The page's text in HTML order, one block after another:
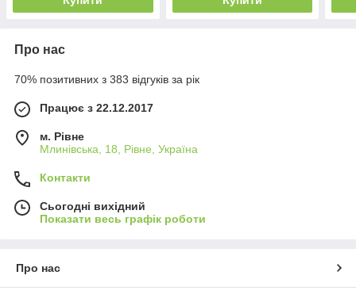
Про нас
70% позитивних з 383 відгуків за рік
Працює з 22.12.2017
м. Рівне
Млинівська, 18, Рівне, Україна
Контакти
Сьогодні вихідний
Показати весь графік роботи
Про нас